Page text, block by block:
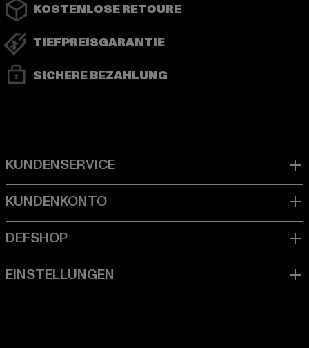
KOSTENLOSE RETOURE
TIEFPREISGARANTIE
SICHERE BEZAHLUNG